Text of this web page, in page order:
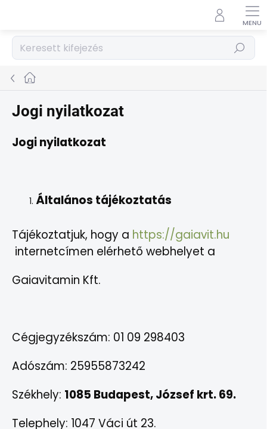
tartalomhoz
Keresés
Kezdőlap
Jogi nyilatkozat
Jogi nyilatkozat
Általános tájékoztatás
Tájékoztatjuk, hogy a https://gaiavit.hu
internetcímen elérhető webhelyet a
Gaiavitamin Kft.
Cégjegyzékszám: 01 09 298403
Adószám: 25955873242
Székhely: 1085 Budapest, József krt. 69.
Telephely: 1047 Váci út 23.